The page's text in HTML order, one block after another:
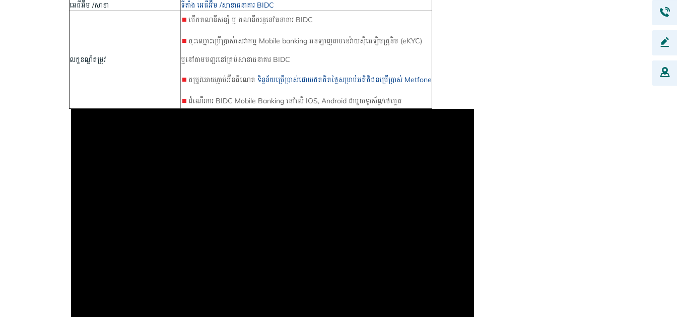
អេធីអ៊ឹម /សាខា
ទីតាំង អេធីអ៊ឹម /សាខាធនាគារ BIDC
លក្ខខណ្ឌ័តម្រូវ
បើកគណនីសន្សំ ឬ គណនីចរន្តនៅធនាគារ​ BIDC
ចុះឈ្មោះប្រើប្រាស់សេវាកម្ម Mobile banking អនឡាញ​តាមខេវ៉ាយស៊ីអេឡិចត្រូនិច (eKYC)​
ឬនៅតាមបញ្ជរ​នៅគ្រប់សាខាធនាគារ BIDC
តម្រូវអោយភ្ជាប់អ៊ីនធឺណេត ទិន្នន័យប្រើប្រាស់ដោយឥតគិតថ្លៃសម្រាប់អតិថិជនប្រើប្រាស់ Metfone
ដំណើរការ BIDC Mobile Banking នៅលើ IOS, Android ជាមួយទូរស័ព្ទ/ថេប្លេត